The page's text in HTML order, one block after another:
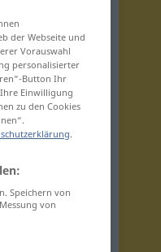
der Webseite und
Vorauswahl
personalisierter
Button Ihr
Einwilligung
zu den Cookies
.
Speichern von
von